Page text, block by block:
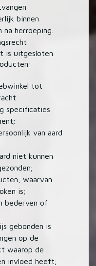
binnen
herroeping.
is uitgesloten
tot
specificaties
van aard
niet kunnen
waarvan
is;
bederven of
gebonden is
op de
waarop de
invloed heeft;